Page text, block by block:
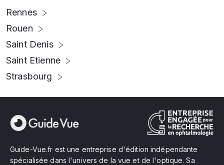
Rennes
Rouen
Saint Denis
Saint Etienne
Strasbourg
Guide-Vue.fr est une entreprise d'édition indépendante
spécialisée dans l'univers de la vue et de l'optique. Sa